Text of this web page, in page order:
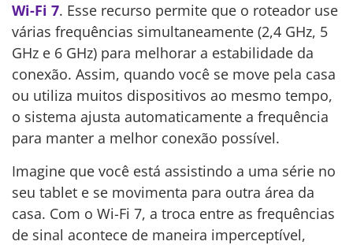
Wi-Fi 7. Esse recurso permite que o roteador use
várias frequências simultaneamente (2,4 GHz, 5
GHz e 6 GHz) para melhorar a estabilidade da
conexão. Assim, quando você se move pela casa
ou utiliza muitos dispositivos ao mesmo tempo,
o sistema ajusta automaticamente a frequência
para manter a melhor conexão possível.
Imagine que você está assistindo a uma série no
seu tablet e se movimenta para outra área da
casa. Com o Wi-Fi 7, a troca entre as frequências
de sinal acontece de maneira imperceptível,